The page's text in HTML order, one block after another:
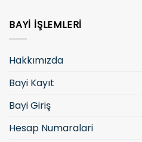
BAYI İŞLEMLERI
Hakkımızda
Bayi Kayıt
Bayi Giriş
Hesap Numaralari